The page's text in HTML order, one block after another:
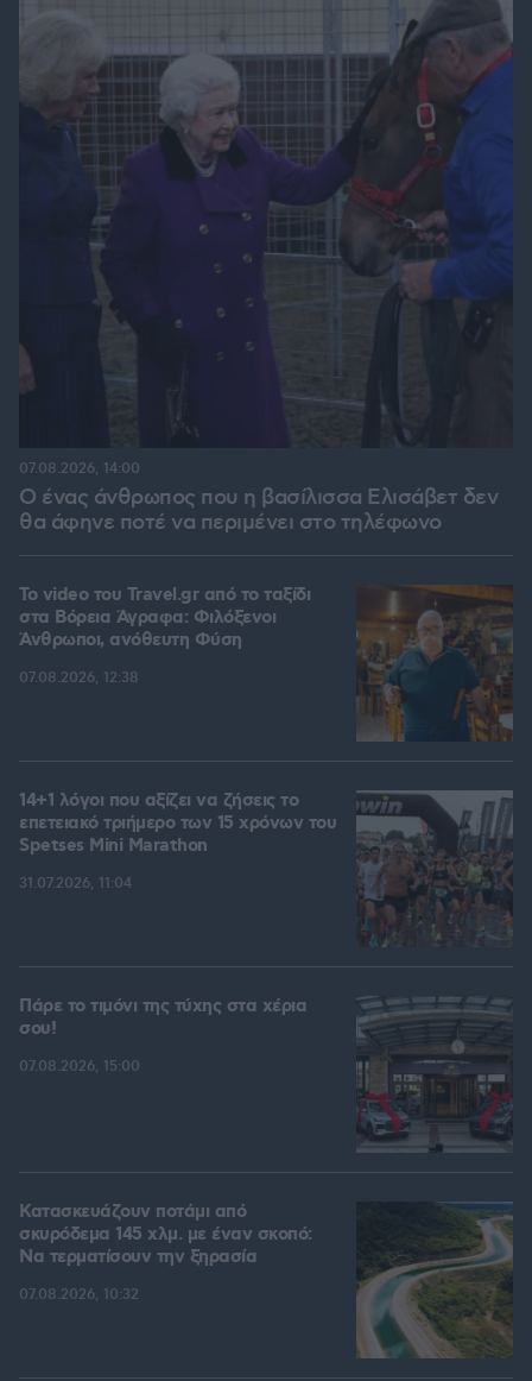
Ο ένας άνθρωπος που η βασίλισσα Ελισάβετ δεν
θα άφηνε ποτέ να περιμένει στο τηλέφωνο
07.08.2026, 14:00
To video του Travel.gr από το ταξίδι
στα Βόρεια Άγραφα: Φιλόξενοι
Άνθρωποι, ανόθευτη Φύση
07.08.2026, 12:38
14+1 λόγοι που αξίζει να ζήσεις το
επετειακό τριήμερο των 15 χρόνων του
Spetses Mini Marathon
31.07.2026, 11:04
Πάρε το τιμόνι της τύχης στα χέρια
σου!
07.08.2026, 15:00
Κατασκευάζουν ποτάμι από
σκυρόδεμα 145 χλμ. με έναν σκοπό:
Να τερματίσουν την ξηρασία
07.08.2026, 10:32